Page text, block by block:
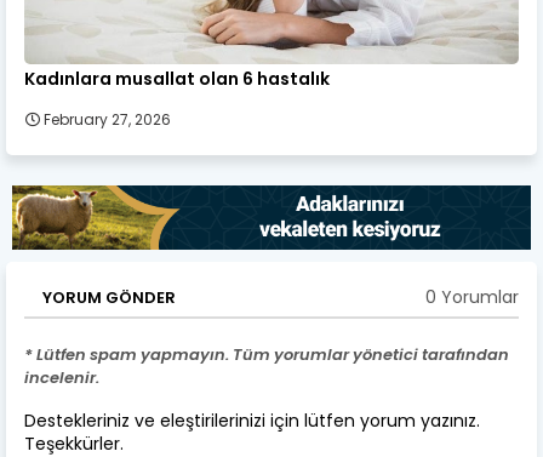
Kadınlara musallat olan 6 hastalık
February 27, 2026
YORUM GÖNDER 0 Yorumlar
* Lütfen spam yapmayın. Tüm yorumlar yönetici tarafından
incelenir.
Destekleriniz ve eleştirilerinizi için lütfen yorum yazınız.
Teşekkürler.